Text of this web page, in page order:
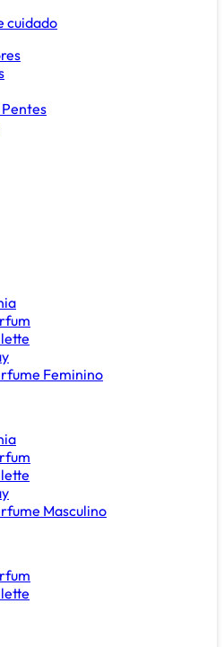
cuidado
Pentes
Feminino
Masculino